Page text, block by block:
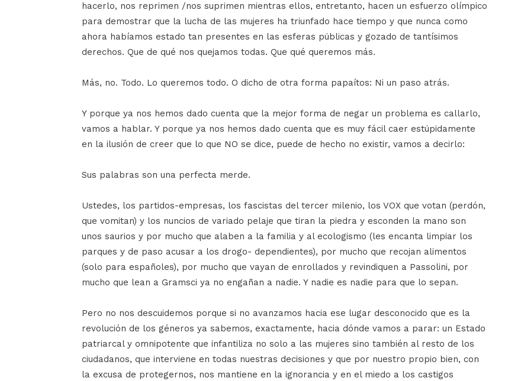
hacerlo, nos reprimen /nos suprimen mientras ellos, entretanto, hacen un esfuerzo olímpico
para demostrar que la lucha de las mujeres ha triunfado hace tiempo y que nunca como
ahora habíamos estado tan presentes en las esferas públicas y gozado de tantísimos
derechos. Que de qué nos quejamos todas. Que qué queremos más.
Más, no. Todo. Lo queremos todo. O dicho de otra forma papaítos: Ni un paso atrás.
Y porque ya nos hemos dado cuenta que la mejor forma de negar un problema es callarlo,
vamos a hablar. Y porque ya nos hemos dado cuenta que es muy fácil caer estúpidamente
en la ilusión de creer que lo que NO se dice, puede de hecho no existir, vamos a decirlo:
Sus palabras son una perfecta merde.
Ustedes, los partidos-empresas, los fascistas del tercer milenio, los VOX que votan (perdón,
que vomitan) y los nuncios de variado pelaje que tiran la piedra y esconden la mano son
unos saurios y por mucho que alaben a la familia y al ecologismo (les encanta limpiar los
parques y de paso acusar a los drogo- dependientes), por mucho que recojan alimentos
(solo para españoles), por mucho que vayan de enrollados y revindiquen a Passolini, por
mucho que lean a Gramsci ya no engañan a nadie. Y nadie es nadie para que lo sepan.
Pero no nos descuidemos porque si no avanzamos hacia ese lugar desconocido que es la
revolución de los géneros ya sabemos, exactamente, hacia dónde vamos a parar: un Estado
patriarcal y omnipotente que infantiliza no solo a las mujeres sino también al resto de los
ciudadanos, que interviene en todas nuestras decisiones y que por nuestro propio bien, con
la excusa de protegernos, nos mantiene en la ignorancia y en el miedo a los castigos